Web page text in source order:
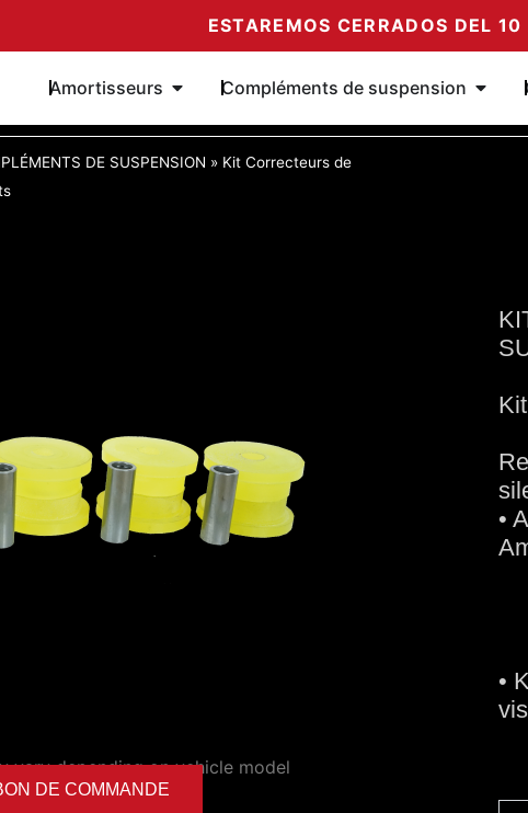
ESTAREMOS CERRADOS DEL
Amortisseurs Ouvrir les amortisseurs
Compléments de suspension
DE SUSPENSION » Kit Correcteurs de
vary depending on vehicle model
DE COMMANDE
•
•